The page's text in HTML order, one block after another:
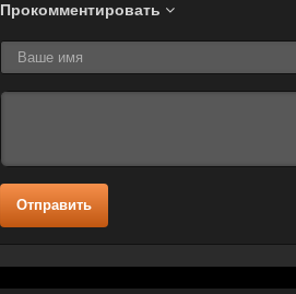
Прокомментировать
Отправить